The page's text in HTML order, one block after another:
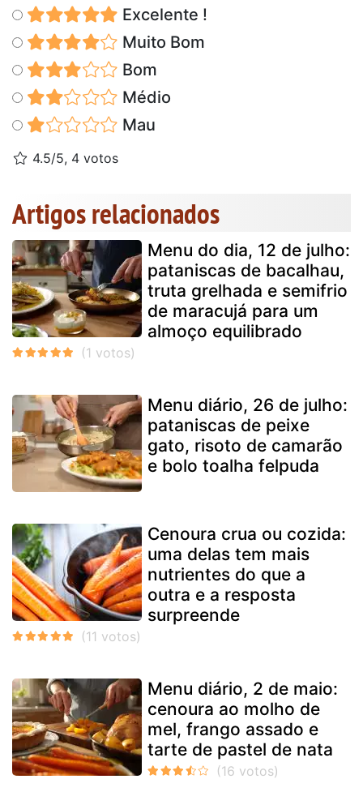
Excelente !
Muito Bom
Bom
Médio
Mau
4.5/5, 4 votos
Artigos relacionados
Menu do dia, 12 de julho:
pataniscas de bacalhau,
truta grelhada e semifrio
de maracujá para um
almoço equilibrado
Menu diário, 26 de julho:
pataniscas de peixe
gato, risoto de camarão
e bolo toalha felpuda
Cenoura crua ou cozida:
uma delas tem mais
nutrientes do que a
outra e a resposta
surpreende
Menu diário, 2 de maio:
cenoura ao molho de
mel, frango assado e
tarte de pastel de nata